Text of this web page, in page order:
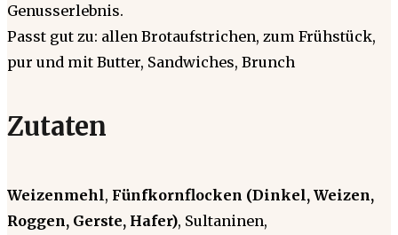
Genusserlebnis.
Passt gut zu: allen Brotaufstrichen, zum Frühstück,
pur und mit Butter, Sandwiches, Brunch
Zutaten
Weizenmehl, Fünfkornflocken (Dinkel, Weizen,
Roggen, Gerste, Hafer), Sultaninen,